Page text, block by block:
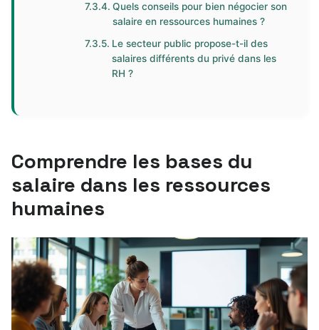
Quels conseils pour bien négocier son
salaire en ressources humaines ?
Le secteur public propose-t-il des
salaires différents du privé dans les
RH ?
Comprendre les bases du
salaire dans les ressources
humaines